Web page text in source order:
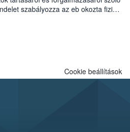
szabályozza az eb okozta fizikai
keletkezésekor felmerülő
a veszélyes eb tartását és annak
Cookie beállítások